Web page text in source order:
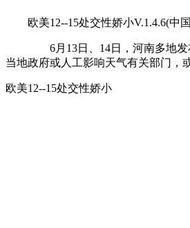
欧美12--15处交性娇小V.1.4.6(中
6月13日、14日，河南多地发布人
当地政府或人工影响天气有关部门，
欧美12--15处交性娇小